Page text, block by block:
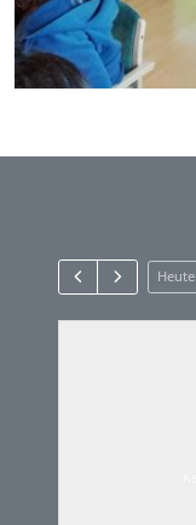
Heute